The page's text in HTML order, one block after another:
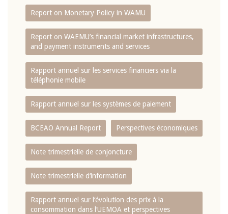
Report on Monetary Policy in WAMU
Report on WAEMU’s financial market infrastructures,
and payment instruments and services
Rapport annuel sur les services financiers via la
téléphonie mobile
Rapport annuel sur les systèmes de paiement
BCEAO Annual Report Perspectives économiques
Note trimestrielle de conjoncture
Note trimestrielle d‘information
Rapport annuel sur l‘évolution des prix à la
consommation dans l‘UEMOA et perspectives